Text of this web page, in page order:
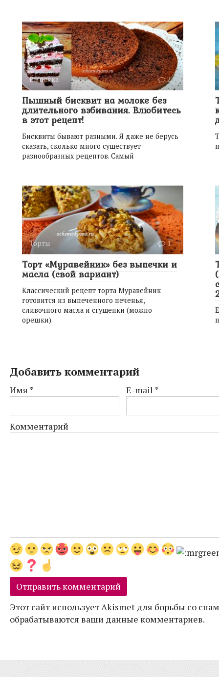
Выпечка 2
Пышный бисквит на молоке без
длительного взбивания. Влюбитесь
в этот рецепт!
Бисквиты бывают разными. Я даже не берусь
сказать, сколько много существует
разнообразных рецептов. Самый
Торты 1
Торт «Муравейник» без выпечки и
масла (свой вариант)
Классический рецепт торта Муравейник
готовится из выпеченного печенья,
сливочного масла и сгущенки (можно
орешки).
Добавить комментарий
Имя * E-mail *
Комментарий
Этот сайт использует Akismet для борьбы со
обрабатываются ваши данные комментариев.